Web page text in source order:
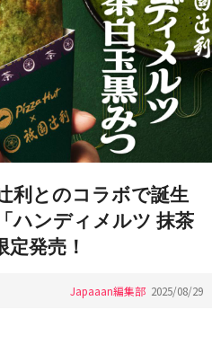
利とのコラボで誕生
ハンディメルツ 抹茶
発売！
Japaaan編集部 2025/08/29